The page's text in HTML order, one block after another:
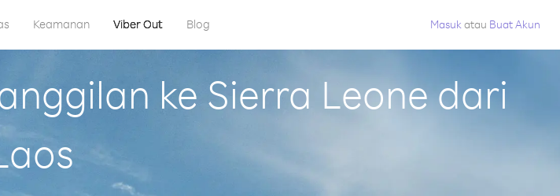
Keamanan Viber Out Blog Masuk atau Buat Akun
ke Sierra Leone dari